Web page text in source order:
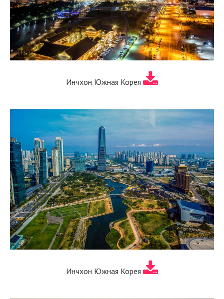
Инчхон Южная Корея
Инчхон Южная Корея